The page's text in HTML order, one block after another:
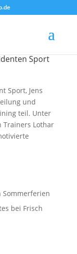
Sport
Sport, Jens
und
teil. Unter
Trainers Lothar
bei Frisch